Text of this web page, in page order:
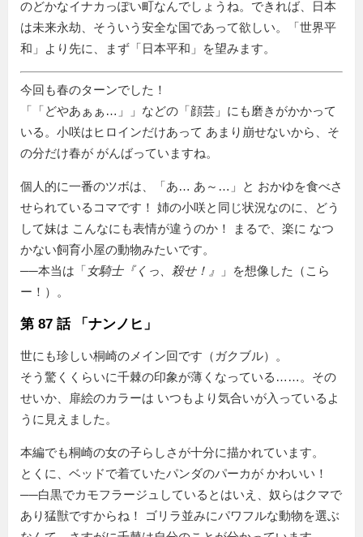
のどかなイナカっぽい町なんでしょうね。できれば、日本
は未来永劫、そういう安全な国であって欲しい。「世界平
和」より先に、まず「日本平和」を望みます。
今回も春のターンでした！
「
どやあぁぁ…
」などの「顔芸」にも磨きがかかって
いる。小咲はヒロインだけあって あまり崩せないから、そ
の分だけ春が がんばっていますね。
個人的に一番のツボは、「あ… あ～…」と おかゆを食べさ
せられているコマです！ 姉の小咲と同じ状況なのに、どう
して妹は こんなにも表情が違うのか！ まるで、楽に なつ
かない飼育小屋の動物みたいです。
──本当は「女騎士『くっ、殺せ！』
」を想像した（こら
ー！）。
第 87 話 「ナンノヒ」
世にも珍しい桐崎のメイン回です（ガクブル）。
そう驚くくらいに千棘の印象が薄くなっている……。その
せいか、扉絵のカラーは いつもより気合いが入っているよ
うに見えました。
本編でも桐崎の女の子らしさが十分に描かれています。
とくに、ベッドで着ていたパンダのパーカが かわいい！
──白黒でカモフラージュしているとはいえ、奴らはクマで
あり猛獣ですからね！ ゴリラ並みにパワフルな動物を選ぶ